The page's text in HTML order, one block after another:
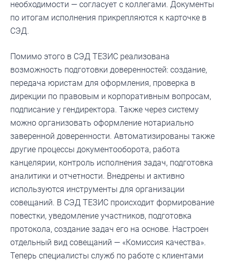
необходимости — согласует с коллегами. Документы
по итогам исполнения прикрепляются к карточке в
СЭД.
Помимо этого в СЭД ТЕЗИС реализована
возможность подготовки доверенностей: создание,
передача юристам для оформления, проверка в
дирекции по правовым и корпоративным вопросам,
подписание у гендиректора. Также через систему
можно организовать оформление нотариально
заверенной доверенности. Автоматизированы также
другие процессы документооборота, работа
канцелярии, контроль исполнения задач, подготовка
аналитики и отчетности. Внедрены и активно
используются инструменты для организации
совещаний. В СЭД ТЕЗИС происходит формирование
повестки, уведомление участников, подготовка
протокола, создание задач его на основе. Настроен
отдельный вид совещаний — «Комиссия качества».
Теперь специалисты служб по работе с клиентами